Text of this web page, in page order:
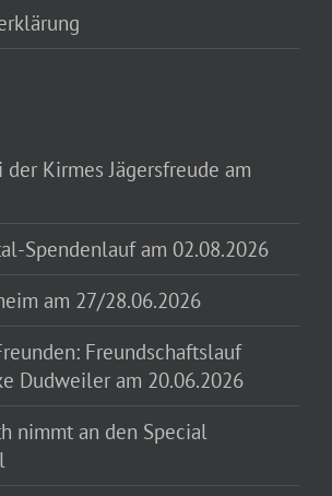
Kirmes Jägersfreude am
Spendenlauf am 02.08.2026
am 27/28.06.2026
Freundschaftslauf
Dudweiler am 20.06.2026
nimmt an den Special